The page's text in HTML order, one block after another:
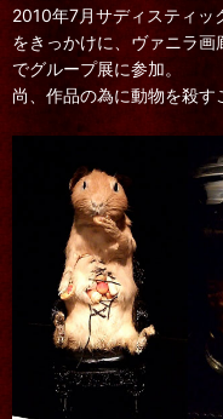
2010年7月サディスティッ
をきっかけに、ヴァニラ
でグループ展に参加。
尚、作品の為に動物を殺す